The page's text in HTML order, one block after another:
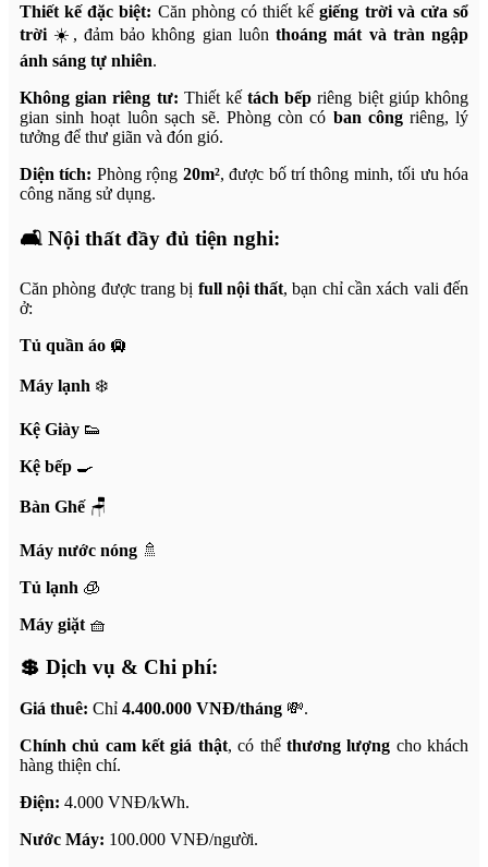
Thiết kế đặc biệt: Căn phòng có thiết kếgiếng trời và cửa sổ
trời ☀️, đảm bảo không gian luôn thoáng mát và tràn ngập
ánh sáng tự nhiên.
Không gian riêng tư: Thiết kếtách bếp riêng biệt giúp không
gian sinh hoạt luôn sạch sẽ. Phòng còn có ban côngriêng, lý
tưởng để thư giãn và đón gió.
Diện tích: Phòng rộng 20m², được bố trí thông minh, tối ưu hóa
công năng sử dụng.
🛋️ Nội thất đầy đủ tiện nghi:
Căn phòng được trang bị full nội thất, bạn chỉ cần xách vali đến
ở:
Tủ quần áo 🛄
Máy lạnh ❄️
Kệ Giày 👟
Kệ bếp 🍳
Bàn Ghế🪑
Máy nước nóng 🚿
Tủ lạnh 🧊
Máy giặt 🧺
💲 Dịch vụ & Chi phí:
Giá thuê: Chỉ 4.400.000 VNĐ/tháng 💸.
Chính chủ cam kết giá thật, có thể thương lượng cho khách
hàng thiện chí.
Điện: 4.000 VNĐ/kWh.
Nước Máy: 100.000 VNĐ/người.